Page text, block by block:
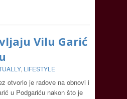
Vilu Garić
, LIFESTYLE
otvorio je radove na obnovi i
u Podgariću nakon što je